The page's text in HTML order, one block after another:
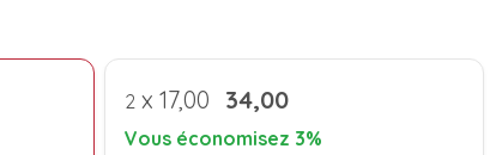
2 x 17,00 34,00
Vous économisez 3%